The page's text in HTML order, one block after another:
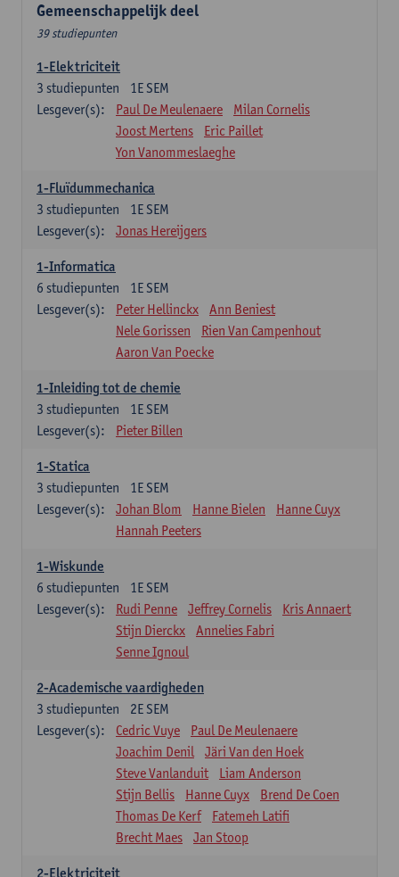
Gemeenschappelijk deel
39 studiepunten
1-Elektriciteit
1E SEM
3 studiepunten
Lesgever(s):
Paul De Meulenaere
Milan Cornelis
Joost Mertens
Eric Paillet
Yon Vanommeslaeghe
1-Fluïdummechanica
1E SEM
3 studiepunten
Lesgever(s):
Jonas Hereijgers
1-Informatica
1E SEM
6 studiepunten
Lesgever(s):
Peter Hellinckx
Ann Beniest
Nele Gorissen
Rien Van Campenhout
Aaron Van Poecke
1-Inleiding tot de chemie
1E SEM
3 studiepunten
Lesgever(s):
Pieter Billen
1-Statica
1E SEM
3 studiepunten
Lesgever(s):
Johan Blom Hanne Bielen
Hanne Cuyx
Hannah Peeters
1-Wiskunde
1E SEM
6 studiepunten
Lesgever(s):
Rudi Penne Jeffrey Cornelis
Kris Annaert
Stijn Dierckx
Annelies Fabri
Senne Ignoul
2-Academische vaardigheden
2E SEM
3 studiepunten
Lesgever(s):
Cedric Vuye
Paul De Meulenaere
Joachim Denil
Järi Van den Hoek
Steve Vanlanduit
Liam Anderson
Stijn Bellis
Hanne Cuyx
Brend De Coen
Thomas De Kerf
Fatemeh Latifi
Brecht Maes
Jan Stoop
2-Elektriciteit